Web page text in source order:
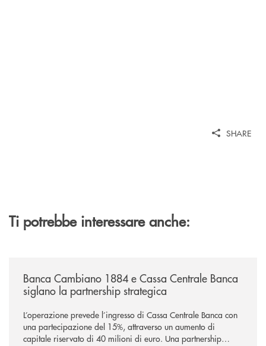
SHARE
Ti potrebbe interessare anche:
Banca Cambiano 1884 e Cassa Centrale Banca
siglano la partnership strategica
L’operazione prevede l’ingresso di Cassa Centrale Banca con
una partecipazione del 15%, attraverso un aumento di
capitale riservato di 40 milioni di euro. Una partnership